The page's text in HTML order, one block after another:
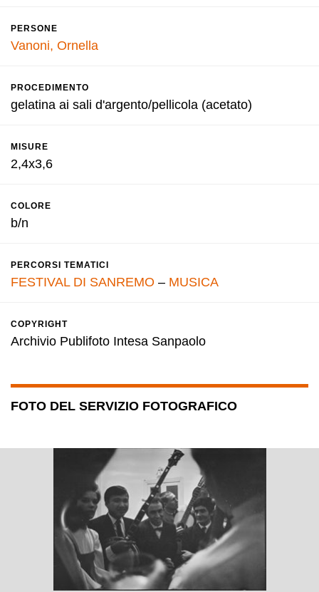
PERSONE
Vanoni, Ornella
PROCEDIMENTO
gelatina ai sali d'argento/pellicola (acetato)
MISURE
2,4x3,6
COLORE
b/n
PERCORSI TEMATICI
FESTIVAL DI SANREMO – MUSICA
COPYRIGHT
Archivio Publifoto Intesa Sanpaolo
FOTO DEL SERVIZIO FOTOGRAFICO